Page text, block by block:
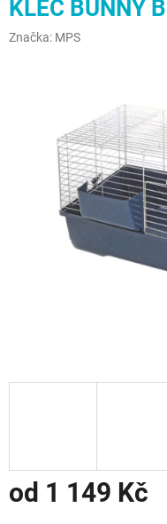
KLEC BUNNY
Značka: MPS
od 1 149 Kč